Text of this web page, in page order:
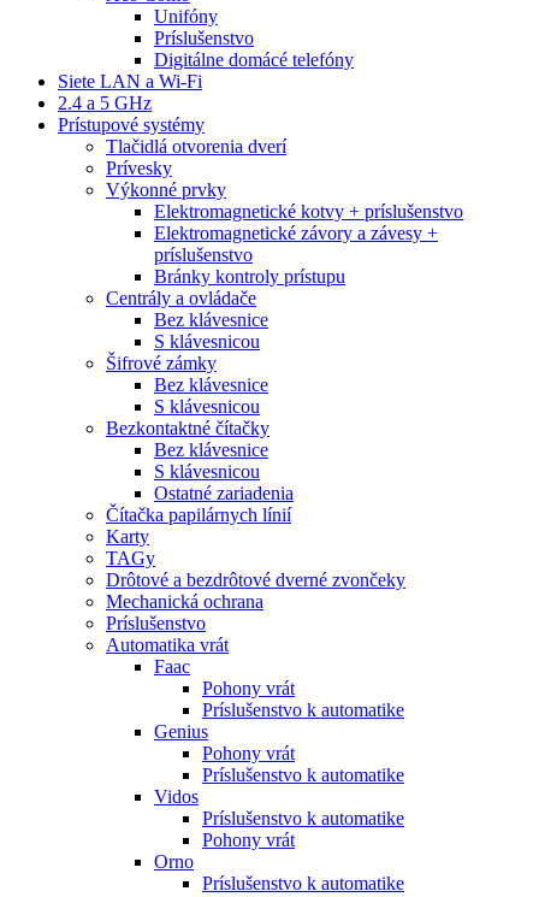
Unifóny
Príslušenstvo
Digitálne domácé telefóny
Siete LAN a Wi-Fi
2.4 a 5 GHz
Prístupové systémy
Tlačidlá otvorenia dverí
Prívesky
Výkonné prvky
Elektromagnetické kotvy + príslušenstvo
Elektromagnetické závory a závesy +
príslušenstvo
Bránky kontroly prístupu
Centrály a ovládače
Bez klávesnice
S klávesnicou
Šifrové zámky
Bez klávesnice
S klávesnicou
Bezkontaktné čítačky
Bez klávesnice
S klávesnicou
Ostatné zariadenia
Čítačka papilárnych línií
Karty
TAGy
Drôtové a bezdrôtové dverné zvončeky
Mechanická ochrana
Príslušenstvo
Automatika vrát
Faac
Pohony vrát
Príslušenstvo k automatike
Genius
Pohony vrát
Príslušenstvo k automatike
Vidos
Príslušenstvo k automatike
Pohony vrát
Orno
Príslušenstvo k automatike